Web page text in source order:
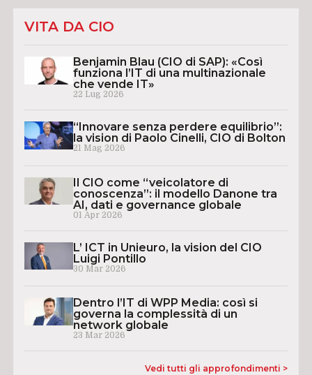
VITA DA CIO
Benjamin Blau (CIO di SAP): «Così
funziona l’IT di una multinazionale
che vende IT»
22 Lug 2026
“Innovare senza perdere equilibrio”:
la vision di Paolo Cinelli, CIO di Bolton
21 Mag 2026
Il CIO come “veicolatore di
conoscenza”: il modello Danone tra
AI, dati e governance globale
01 Apr 2026
L’ ICT in Unieuro, la vision del CIO
Luigi Pontillo
30 Mar 2026
Dentro l’IT di WPP Media: così si
governa la complessità di un
network globale
23 Mar 2026
Vedi tutti gli approfondimenti >